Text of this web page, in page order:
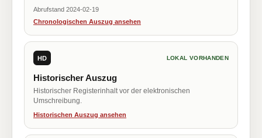
Abrufstand 2024-02-19
Chronologischen Auszug ansehen
HD LOKAL VORHANDEN
Historischer Auszug
Historischer Registerinhalt vor der elektronischen
Umschreibung.
Historischen Auszug ansehen